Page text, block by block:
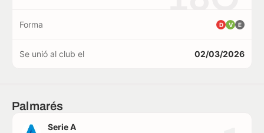
Forma D V E
Se unió al club el 02/03/2026
Palmarés
Serie A